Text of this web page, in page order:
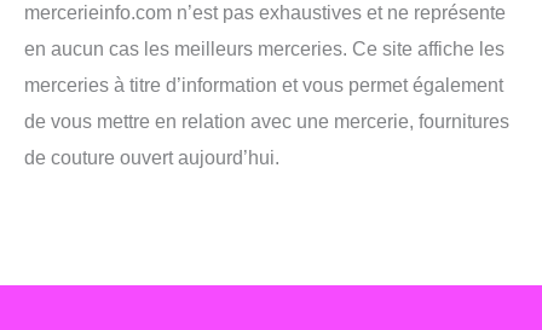
mercerieinfo.com n’est pas exhaustives et ne représente
en aucun cas les meilleurs merceries. Ce site affiche les
merceries à titre d’information et vous permet également
de vous mettre en relation avec une mercerie, fournitures
de couture ouvert aujourd’hui.